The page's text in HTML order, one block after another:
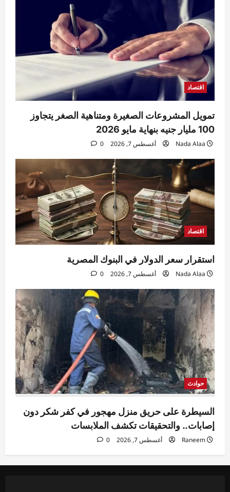
4
شكر دون إصابات.. والتحقيقات تكشف
أغسطس 7, 2026
5
حوادث
مقتل مسن بورسعيد.. العثور على رجل مُقيد
اليدين والقدمين داخل منزله والأمن يكثف
أغسطس 7, 2026 0
اقتصاد
تمويل المشروعات الصغيرة ومتناهية الصغر يتجاوز
100 مليار جنيه بنهاية مايو 2026
Nada Alaa أغسطس 7, 2026 0
اقتصاد
استقرار سعر الدولار في البنوك المصرية
Nada Alaa أغسطس 7, 2026 0
حوادث
السيطرة على حريق منزل مهجور في كفر شكر دون
إصابات.. والتحقيقات تكشف الملابسات
Raneem أغسطس 7, 2026 0